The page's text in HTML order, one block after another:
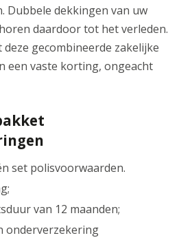
Dubbele dekkingen van uw
daardoor tot het verleden.
gecombineerde zakelijke
een vaste korting, ongeacht
set polisvoorwaarden.
van 12 maanden;
onderverzekering